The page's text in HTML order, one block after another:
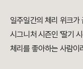
일주일간의 체리 위크가
시그니처 시즌인 '딸기
체리를 좋아하는 사람이